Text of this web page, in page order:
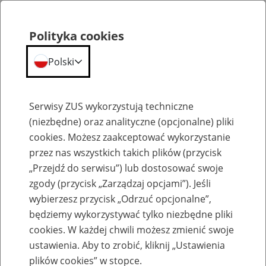
Opis spraw
Jak dokonać zgłoszenia o pracy w
szczególnych warunkach lub o
Polityka cookies
Polski
Serwisy ZUS wykorzystują techniczne
(niezbędne) oraz analityczne (opcjonalne) pliki
cookies. Możesz zaakceptować wykorzystanie
przez nas wszystkich takich plików (przycisk
„Przejdź do serwisu”) lub dostosować swoje
zgody (przycisk „Zarządzaj opcjami”). Jeśli
wybierzesz przycisk „Odrzuć opcjonalne”,
będziemy wykorzystywać tylko niezbędne pliki
cookies. W każdej chwili możesz zmienić swoje
ustawienia. Aby to zrobić, kliknij „Ustawienia
plików cookies” w stopce.